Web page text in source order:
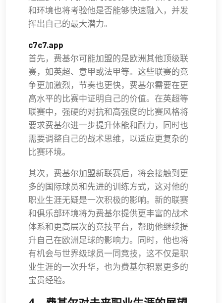
和环境也将考验他是否能够快速融入，并发
挥出自己的最大潜力。
c7c7.app
首先，费基尔可能加盟的是欧洲其他顶级联
赛，如英超、意甲或法甲等。这些联赛的竞
争更加激烈，节奏也更快，费基尔需要在更
高水平的比赛中证明自己的价值。在英超等
联赛中，强硬的对抗和高强度的比赛风格将
要求费基尔进一步提升体能和耐力，同时也
需要调整自己的战术思维，以适应更复杂的
比赛环境。
其次，费基尔加盟新联赛后，将会接触到更
多的国际球员和先进的训练方式，这对他的
职业生涯无疑是一次积极的影响。新的联赛
和俱乐部环境将为费基尔提供更丰富的战术
体系和更高层次的竞技平台，帮助他继续提
升自己在欧洲足球的影响力。同时，他也将
有机会与世界级球员一同竞技，这不仅是职
业生涯的一次升华，也为费基尔积累更多的
宝贵经验。